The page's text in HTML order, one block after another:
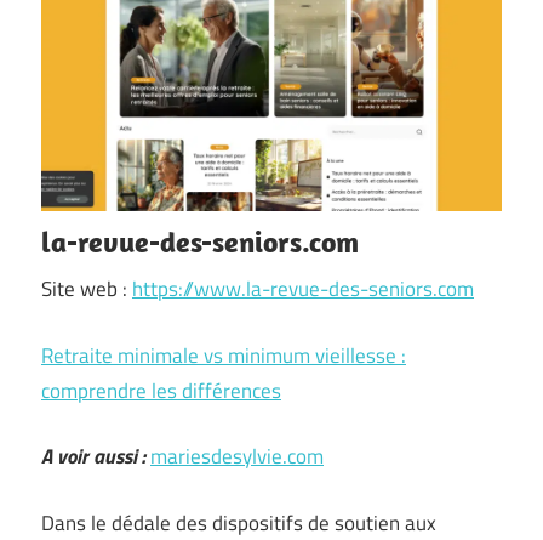
la-revue-des-seniors.com
Site web : https://www.la-revue-des-seniors.com
Retraite minimale vs minimum vieillesse :
comprendre les différences
A voir aussi :mariesdesylvie.com
Dans le dédale des dispositifs de soutien aux